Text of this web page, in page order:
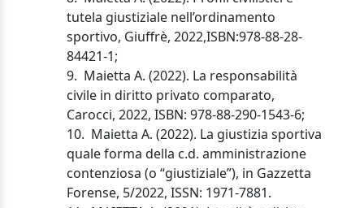
tutela giustiziale nell’ordinamento
sportivo, Giuffrè, 2022,ISBN:978-88-28-
84421-1;
9. Maietta A. (2022). La responsabilità
civile in diritto privato comparato,
Carocci, 2022, ISBN: 978-88-290-1543-6;
10. Maietta A. (2022). La giustizia sportiva
quale forma della c.d. amministrazione
contenziosa (o “giustiziale”), in Gazzetta
Forense, 5/2022, ISSN: 1971-7881.